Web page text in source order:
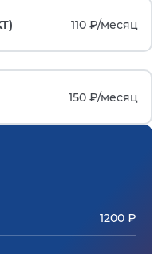
110 ₽/месяц
150 ₽/месяц
1200 ₽